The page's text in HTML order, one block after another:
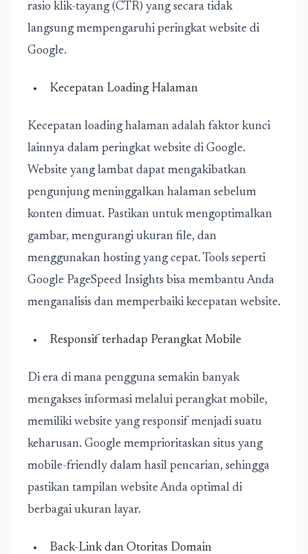
rasio klik-tayang (CTR) yang secara tidak
langsung mempengaruhi peringkat website di
Google.
Kecepatan Loading Halaman
Kecepatan loading halaman adalah faktor kunci
lainnya dalam peringkat website di Google.
Website yang lambat dapat mengakibatkan
pengunjung meninggalkan halaman sebelum
konten dimuat. Pastikan untuk mengoptimalkan
gambar, mengurangi ukuran file, dan
menggunakan hosting yang cepat. Tools seperti
Google PageSpeed Insights bisa membantu Anda
menganalisis dan memperbaiki kecepatan website.
Responsif terhadap Perangkat Mobile
Di era di mana pengguna semakin banyak
mengakses informasi melalui perangkat mobile,
memiliki website yang responsif menjadi suatu
keharusan. Google memprioritaskan situs yang
mobile-friendly dalam hasil pencarian, sehingga
pastikan tampilan website Anda optimal di
berbagai ukuran layar.
Back-Link dan Otoritas Domain